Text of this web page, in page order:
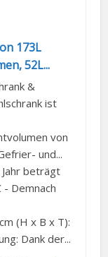
173L
52L...
&
ist
von
und...
beträgt
- Demnach
(H x B x T):
Dank der...